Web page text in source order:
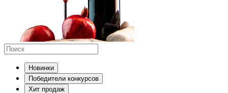
Новинки
Победители конкурсов
Хит продаж